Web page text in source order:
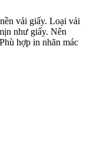
vải giấy. Loại vải
như giấy. Nên
hợp in nhãn mác